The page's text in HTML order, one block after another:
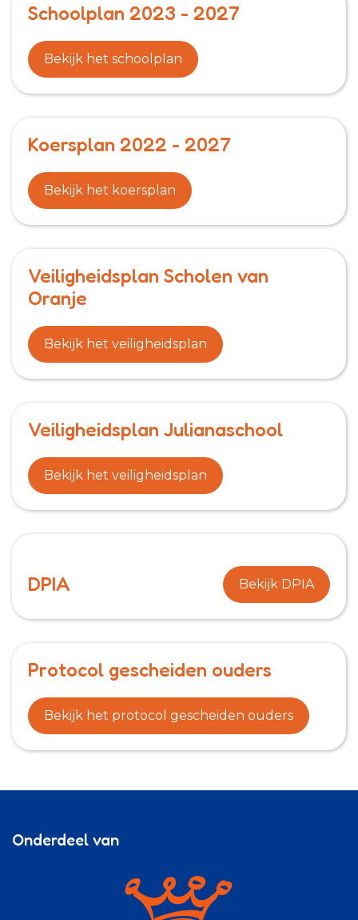
Schoolplan 2023 - 2027
Bekijk het schoolplan
Koersplan 2022 - 2027
Bekijk het koersplan
Veiligheidsplan Scholen van
Oranje
Bekijk het veiligheidsplan
Veiligheidsplan Julianaschool
Bekijk het veiligheidsplan
DPIA Bekijk DPIA
Protocol gescheiden ouders
Bekijk het protocol gescheiden ouders
Onderdeel van